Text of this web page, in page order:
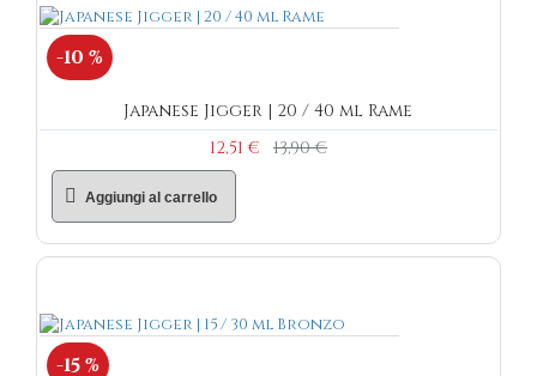
-10 %
Japanese Jigger | 20 / 40 ml Rame
12,51 €
13,90 €
Aggiungi al carrello
-15 %